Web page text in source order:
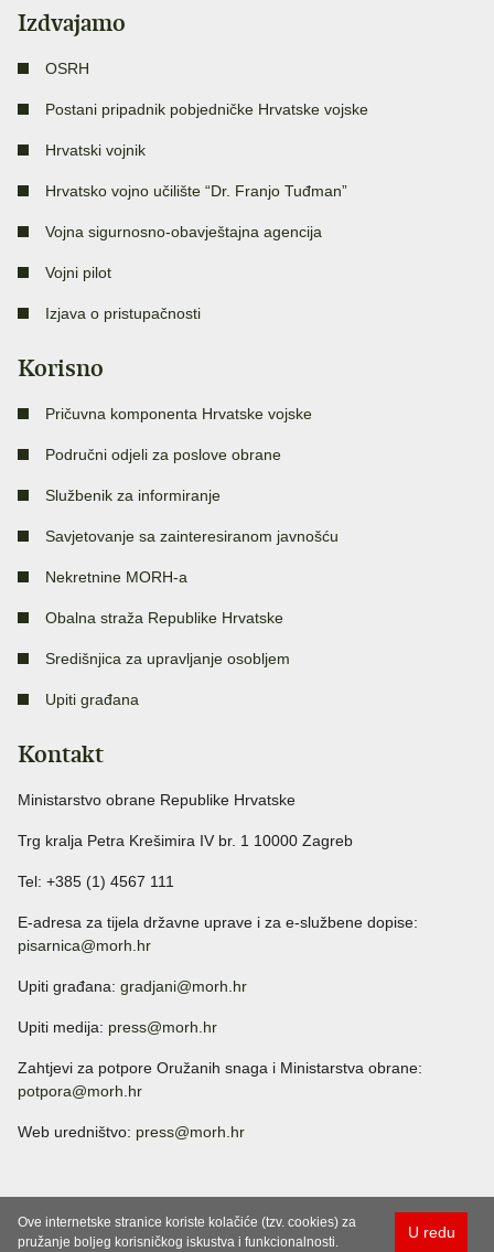
Izdvajamo
OSRH
Postani pripadnik pobjedničke Hrvatske vojske
Hrvatski vojnik
Hrvatsko vojno učilište “Dr. Franjo Tuđman”
Vojna sigurnosno-obavještajna agencija
Vojni pilot
Izjava o pristupačnosti
Korisno
Pričuvna komponenta Hrvatske vojske
Područni odjeli za poslove obrane
Službenik za informiranje
Savjetovanje sa zainteresiranom javnošću
Nekretnine MORH-a
Obalna straža Republike Hrvatske
Središnjica za upravljanje osobljem
Upiti građana
Kontakt
Ministarstvo obrane Republike Hrvatske
Trg kralja Petra Krešimira IV br. 1 10000 Zagreb
Tel: +385 (1) 4567 111
E-adresa za tijela državne uprave i za e-službene dopise:
pisarnica@morh.hr
Upiti građana: gradjani@morh.hr
Upiti medija: press@morh.hr
Zahtjevi za potpore Oružanih snaga i Ministarstva obrane:
potpora@morh.hr
Web uredništvo: press@morh.hr
U redu
Ove internetske stranice koriste kolačiće (tzv. cookies) za
pružanje boljeg korisničkog iskustva i funkcionalnosti.